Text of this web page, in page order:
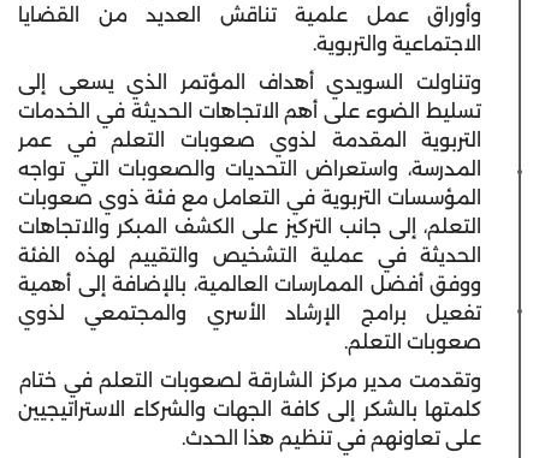
وأوراق عمل علمية تناقش العديد من القضايا
الاجتماعية والتربوية.
وتناولت السويدي أهداف المؤتمر الذي يسعى إلى
تسليط الضوء على أهم الاتجاهات الحديثة في الخدمات
التربوية المقدمة لذوي صعوبات التعلم في عمر
المدرسة، واستعراض التحديات والصعوبات التي تواجه
المؤسسات التربوية في التعامل مع فئة ذوي صعوبات
التعلم، إلى جانب التركيز على الكشف المبكر والاتجاهات
الحديثة في عملية التشخيص والتقييم لهذه الفئة
ووفق أفضل الممارسات العالمية، بالإضافة إلى أهمية
تفعيل برامج الإرشاد الأسري والمجتمعي لذوي
صعوبات التعلم.
وتقدمت مدير مركز الشارقة لصعوبات التعلم في ختام
كلمتها بالشكر إلى كافة الجهات والشركاء الاستراتيجيين
على تعاونهم في تنظيم هذا الحدث.